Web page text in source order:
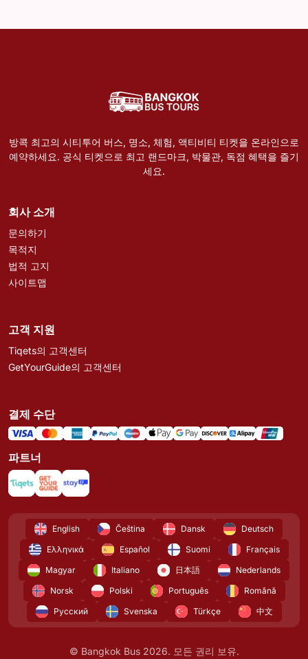
방콕 최고의 시티투어 버스, 명소, 체험, 액티비티 티켓을 온라인으로
예약하세요. 공식 티켓으로 최고 랜드마크, 박물관, 독점 혜택을 즐기
세요.
회사 소개
문의하기
목적지
법적 고지
사이트맵
고객 지원
Tiqets의 고객센터
GetYourGuide의 고객센터
결제 수단
파트너
English Čeština Dansk
Deutsch
Ελληνικά
Español Suomi
Français
Magyar
Italiano 日本語
Nederlands
Norsk
Polski Português
Română
Русский
Svenska Türkçe 中文
© Bangkok Bus 2026. 모든 권리 보유.